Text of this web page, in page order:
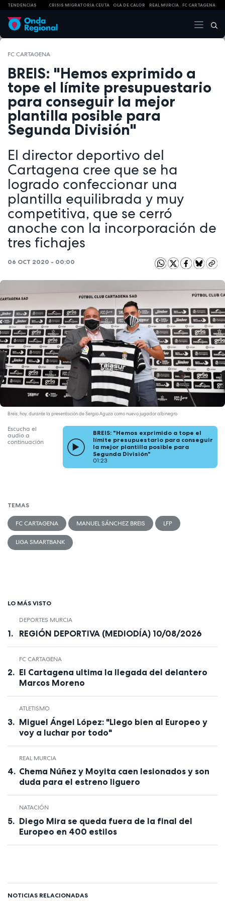
TENDENCIAS CRISIS MIGRATORIA CEUTA OLA DE CALOR REAL MURCIA FC CARTAGENA
FC CARTAGENA
BREIS: "Hemos exprimido a
tope el límite presupuestario
para conseguir la mejor
plantilla posible para
Segunda División"
El director deportivo del
Cartagena cree que se ha
logrado confeccionar una
plantilla equilibrada y muy
competitiva, que se cerró
anoche con la incorporación de
tres fichajes
06 OCT 2020 - 00:00
Breis, hoy, durante la presentación de Sergio Aguza como nuevo jugador albinegro
Escucha el
audio a
continuación
BREIS: "Hemos exprimido a tope el
límite presupuestario para conseguir
la mejor plantilla posible para
Segunda División"
01:23
TEMAS
FC CARTAGENA MANUEL SÁNCHEZ BREIS LFP
LIGA SMARTBANK
LO MÁS VISTO
DEPORTES MURCIA
REGIÓN DEPORTIVA (MEDIODÍA) 10/08/2026
FC CARTAGENA
El Cartagena ultima la llegada del delantero
Marcos Moreno
ATLETISMO
Miguel Ángel López: "Llego bien al Europeo y
voy a luchar por todo"
REAL MURCIA
Chema Núñez y Moyita caen lesionados y son
duda para el estreno liguero
NATACIÓN
Diego Mira se queda fuera de la final del
Europeo en 400 estilos
NOTICIAS RELACIONADAS